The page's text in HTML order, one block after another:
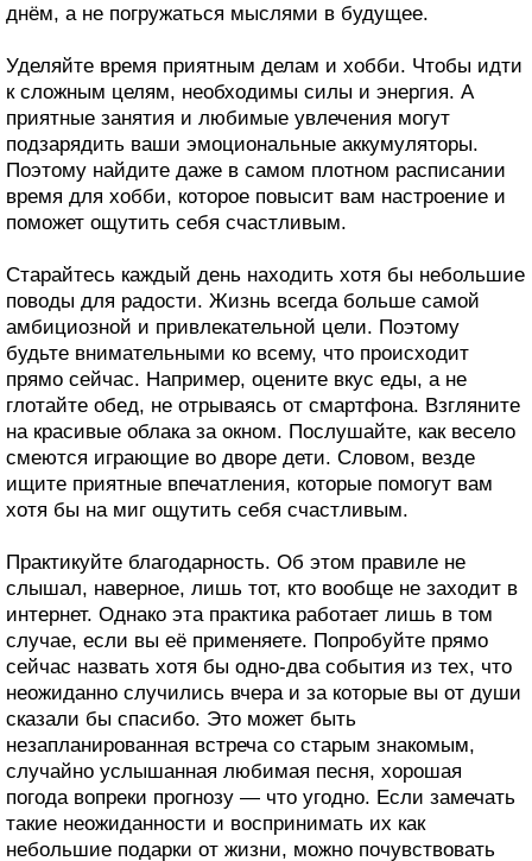
днём, а не погружаться мыслями в будущее.
Уделяйте время приятным делам и хобби. Чтобы идти
к сложным целям, необходимы силы и энергия. А
приятные занятия и любимые увлечения могут
подзарядить ваши эмоциональные аккумуляторы.
Поэтому найдите даже в самом плотном расписании
время для хобби, которое повысит вам настроение и
поможет ощутить себя счастливым.
Старайтесь каждый день находить хотя бы небольшие
поводы для радости. Жизнь всегда больше самой
амбициозной и привлекательной цели. Поэтому
будьте внимательными ко всему, что происходит
прямо сейчас. Например, оцените вкус еды, а не
глотайте обед, не отрываясь от смартфона. Взгляните
на красивые облака за окном. Послушайте, как весело
смеются играющие во дворе дети. Словом, везде
ищите приятные впечатления, которые помогут вам
хотя бы на миг ощутить себя счастливым.
Практикуйте благодарность. Об этом правиле не
слышал, наверное, лишь тот, кто вообще не заходит в
интернет. Однако эта практика работает лишь в том
случае, если вы её применяете. Попробуйте прямо
сейчас назвать хотя бы одно-два события из тех, что
неожиданно случились вчера и за которые вы от души
сказали бы спасибо. Это может быть
незапланированная встреча со старым знакомым,
случайно услышанная любимая песня, хорошая
погода вопреки прогнозу — что угодно. Если замечать
такие неожиданности и воспринимать их как
небольшие подарки от жизни, можно почувствовать